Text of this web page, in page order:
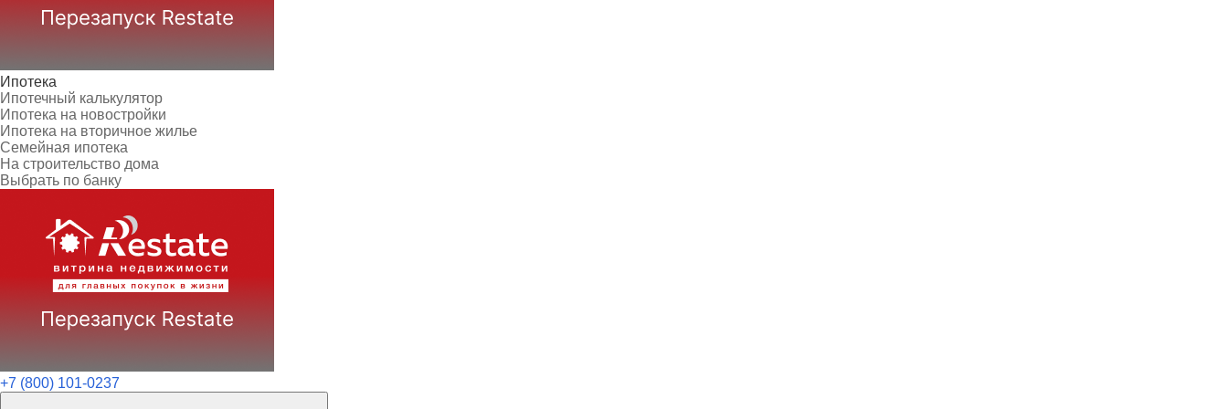
Ипотека
Ипотечный калькулятор
Ипотека на новостройки
Ипотека на вторичное жилье
Семейная ипотека
На строительство дома
Выбрать по банку
+7 (800) 101-0237